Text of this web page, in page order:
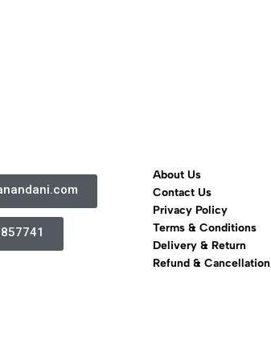
About Us
Contact Us
Privacy Policy
Terms & Conditions
Delivery & Return
Refund & Cancellation